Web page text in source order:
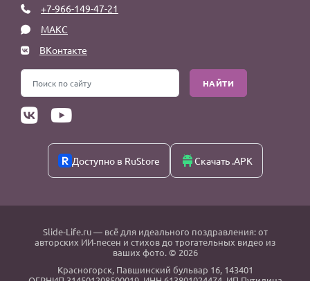
+7-966-149-47-21
МАКС
ВКонтакте
НАЙТИ
Доступно в RuStore Скачать .APK
Slide-Life.ru— всё для идеального поздравления: от
авторских ИИ-песен и стихов до трогательных видео из
ваших фото. © 2026
Красногорск, Павшинский бульвар 16, 143401